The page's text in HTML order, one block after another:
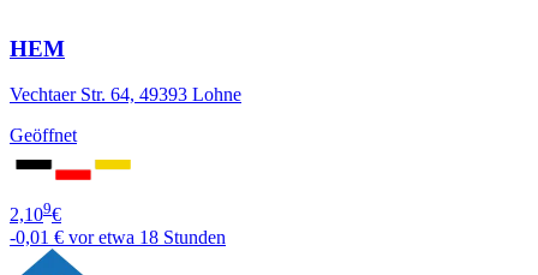
HEM
Vechtaer Str. 64, 49393 Lohne
Geöffnet
2,109€
-0,01 € vor etwa 18 Stunden